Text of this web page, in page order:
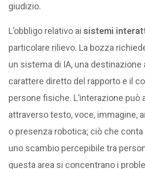
giudizio.
L’obbligo relativo aisistemi
particolare rilievo. La bozza
un sistema di IA, una destinazione
carattere diretto del rapporto e il
persone fisiche. L’interazione può
attraverso testo, voce, immagine,
o presenza robotica; ciò che
uno scambio percepibile tra
questa area si concentrano i